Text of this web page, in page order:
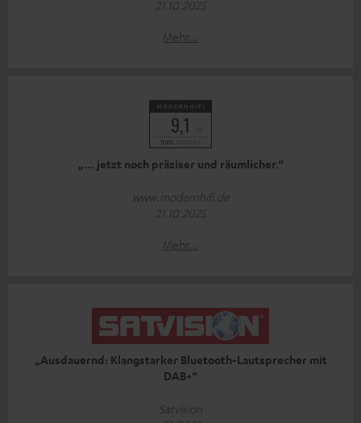
21.10.2025
Mehr...
„… jetzt noch präziser und räumlicher.“
www.modernhifi.de
21.10.2025
Mehr...
„Ausdauernd: Klangstarker Bluetooth-Lautsprecher mit
DAB+“
Satvision